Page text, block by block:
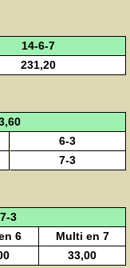
14-6-7
231,20
6-3
7-3
3
6
Multi en 7
33,00